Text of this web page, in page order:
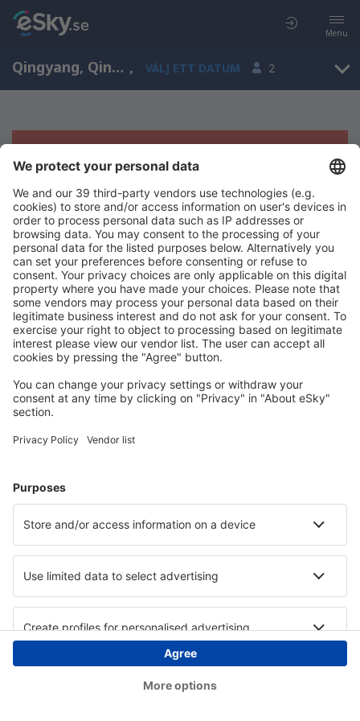
Menu
Qingyang, Qingyang Airport, Gansu, Kina (IQN) , VÄLJ ETT DATUM 2
Tyvärr, inga resultat för denna sökning
Försök att söka med andra kriterier
Copyright © eSky.se. Alla rättigheter förbehålls.